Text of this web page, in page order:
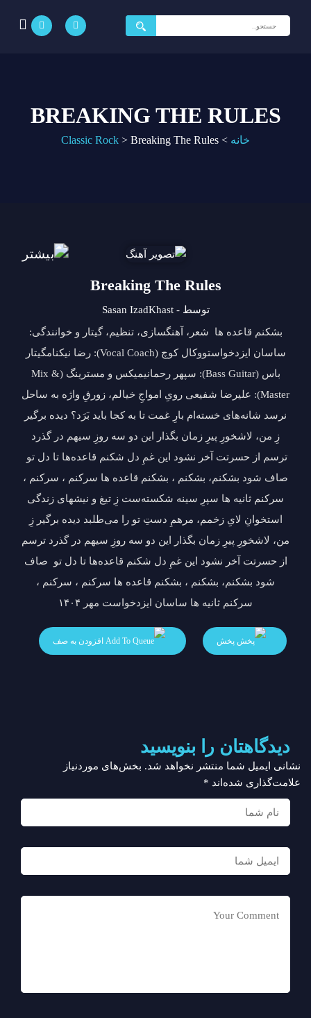
جستجو
برای:
BREAKING THE RULES
خانه >
Classic Rock > Breaking The Rules
Breaking The Rules
توسط - Sasan IzadKhast
بشکنم قاعده ها شعر، آهنگسازی، تنظیم، گیتار و خوانندگی:
ساسان ایزدخواستووکال کوچ (Vocal Coach): رضا نیکنامگیتار
باس (Bass Guitar): سپهر رحمانیمیکس و مسترینگ (Mix &
Master): علیرضا شفیعی رویِ امواجِ خیالم، زورقِ واژه به ساحل
نرسد شانه‌های خسته‌ام بارِ غمت تا به کجا باید بَرَد؟ دیده برگیر
زِ من، لاشخورِ پیرِ زمان بگذار این دو سه روزِ سیهم در گذرد
ترسم از حسرتت آخر نشود این غمِ دل شکنم قاعده‌ها تا دل تو
صاف شود بشکنم‌، بشکنم ، بشکنم قاعده ها سرکنم ، سرکنم ،
سرکنم ثانیه ها سپرِ سینه شکسته‌ست زِ تیغ و نیشهای زندگی
استخوانِ لایِ زخمم، مرهمِ دستِ تو را می‌طلبد دیده برگیر زِ
من، لاشخورِ پیرِ زمان بگذار این دو سه روزِ سیهم در گذرد ترسم
از حسرتت آخر نشود این غمِ دل شکنم قاعده‌ها تا دل تو صاف
شود بشکنم‌، بشکنم ، بشکنم قاعده ها سرکنم ، سرکنم ،
سرکنم ثانیه ها ساسان ایزدخواست مهر ۱۴۰۴
پخش افزودن به صف
دیدگاهتان را بنویسید
نشانی ایمیل شما منتشر نخواهد شد. بخش‌های موردنیاز
علامت‌گذاری شده‌اند *